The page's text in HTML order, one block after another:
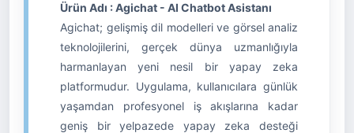
Ürün Adı : Agichat - AI Chatbot Asistanı
Agichat; gelişmiş dil modelleri ve görsel analiz
teknolojilerini, gerçek dünya uzmanlığıyla
harmanlayan yeni nesil bir yapay zeka
platformudur. Uygulama, kullanıcılara günlük
yaşamdan profesyonel iş akışlarına kadar
geniş bir yelpazede yapay zeka desteği